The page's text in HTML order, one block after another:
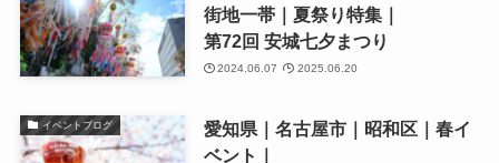
街地一帯｜夏祭り特集｜
第72回 安城七夕まつり
2024.06.07 2025.06.20
イベントブログ
愛知県｜名古屋市｜昭和区｜春イ
ベント｜